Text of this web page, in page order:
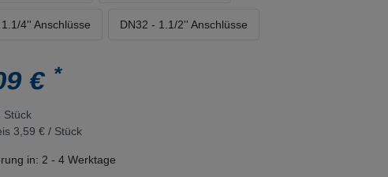
4'' Anschlüsse DN32 - 1.1/2'' Anschlüsse
€*
Stück
3,59 € / Stück
in: 2 - 4 Werktage